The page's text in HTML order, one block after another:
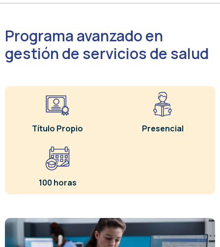
Programa avanzado en
gestión de servicios de salud
Título Propio Presencial
100 horas